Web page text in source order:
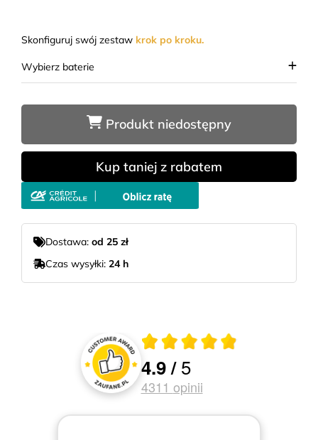
Skonfiguruj swój zestaw krok po kroku.
Wybierz baterie
Produkt niedostępny
Kup taniej z rabatem
Dostawa: od 25 zł
Czas wysyłki: 24 h
Oceny i recenzje klientów
Średnia ocena 4.9 z 5
4.9/5
4311 opinii